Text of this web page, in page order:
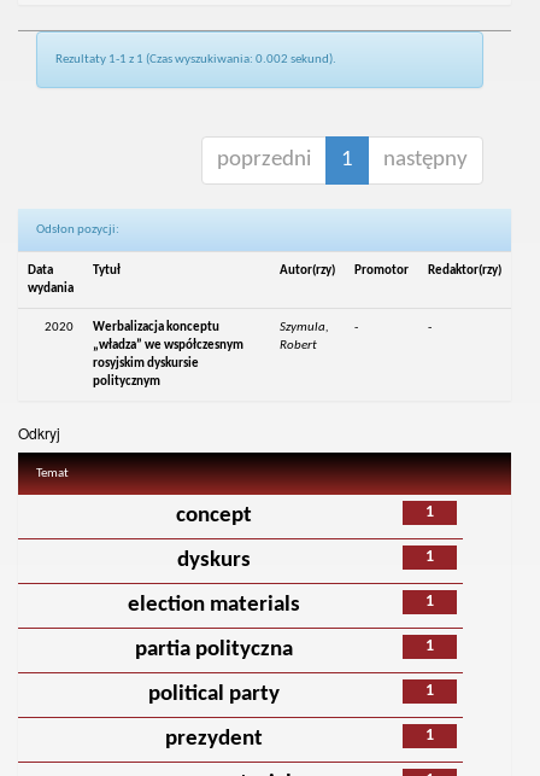
Rezultaty 1-1 z 1 (Czas wyszukiwania: 0.002 sekund).
poprzedni 1 następny
Odsłon pozycji:
Data
wydania
Tytuł Autor(rzy) Promotor Redaktor(rzy)
2020
Werbalizacja konceptu
„władza” we współczesnym
rosyjskim dyskursie
politycznym
Szymula,
Robert
- -
Odkryj
Temat
1
concept
1
dyskurs
1
election materials
1
partia polityczna
1
political party
1
prezydent